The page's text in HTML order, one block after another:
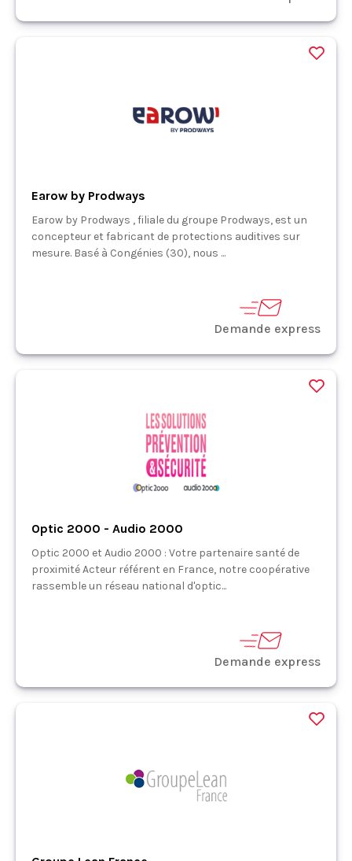
Earow by Prodways
Earow by Prodways , filiale du groupe Prodways, est un
concepteur et fabricant de protections auditives sur
mesure. Basé à Congénies (30), nous ...
Demande express
Optic 2000 - Audio 2000
Optic 2000 et Audio 2000 : Votre partenaire santé de
proximité Acteur référent en France, notre coopérative
rassemble un réseau national d'optic...
Demande express